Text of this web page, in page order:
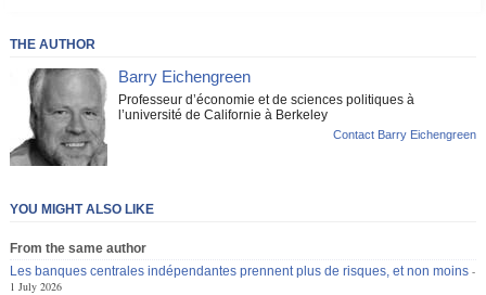
THE AUTHOR
Barry Eichengreen
Professeur d’économie et de sciences politiques à
l’université de Californie à Berkeley
Contact Barry Eichengreen
YOU MIGHT ALSO LIKE
From the same author
Les banques centrales indépendantes prennent plus de risques, et non moins
1 July 2026